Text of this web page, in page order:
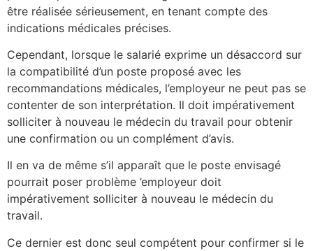
être réalisée sérieusement, en tenant compte des
indications médicales précises.
Cependant, lorsque le salarié exprime un désaccord sur
la compatibilité d’un poste proposé avec les
recommandations médicales, l’employeur ne peut pas se
contenter de son interprétation. Il doit impérativement
solliciter à nouveau le médecin du travail pour obtenir
une confirmation ou un complément d’avis.
Il en va de même s’il apparaît que le poste envisagé
pourrait poser problème ’employeur doit
impérativement solliciter à nouveau le médecin du
travail.
Ce dernier est donc seul compétent pour confirmer si le